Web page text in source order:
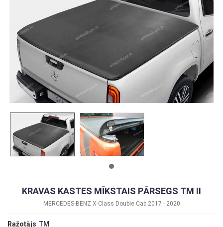
KRAVAS KASTES MĪKSTAIS PĀRSEGS TM II
MERCEDES-BENZ X-Class Double Cab 2017 - 2020
Ražotājs: TM